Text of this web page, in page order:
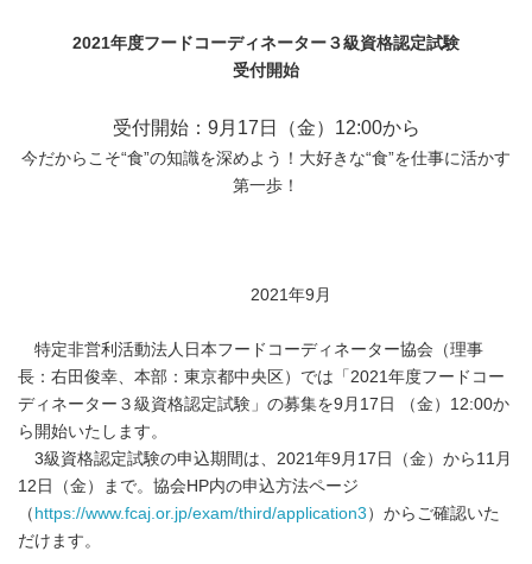
2021年度フードコーディネーター３級資格認定試験
受付開始
受付開始：9月17日（金）12:00から
今だからこそ“食”の知識を深めよう！大好きな“食”を仕事に活かす
第一歩！
2021年9月
特定非営利活動法人日本フードコーディネーター協会（理事
長：右田俊幸、本部：東京都中央区）では「2021年度フードコー
ディネーター３級資格認定試験」の募集を9月17日 （金）12:00か
ら開始いたします。
3級資格認定試験の申込期間は、2021年9月17日（金）から11月
12日（金）まで。協会HP内の申込方法ページ
（ https://www.fcaj.or.jp/exam/third/application3 ）からご確認いた
だけます。